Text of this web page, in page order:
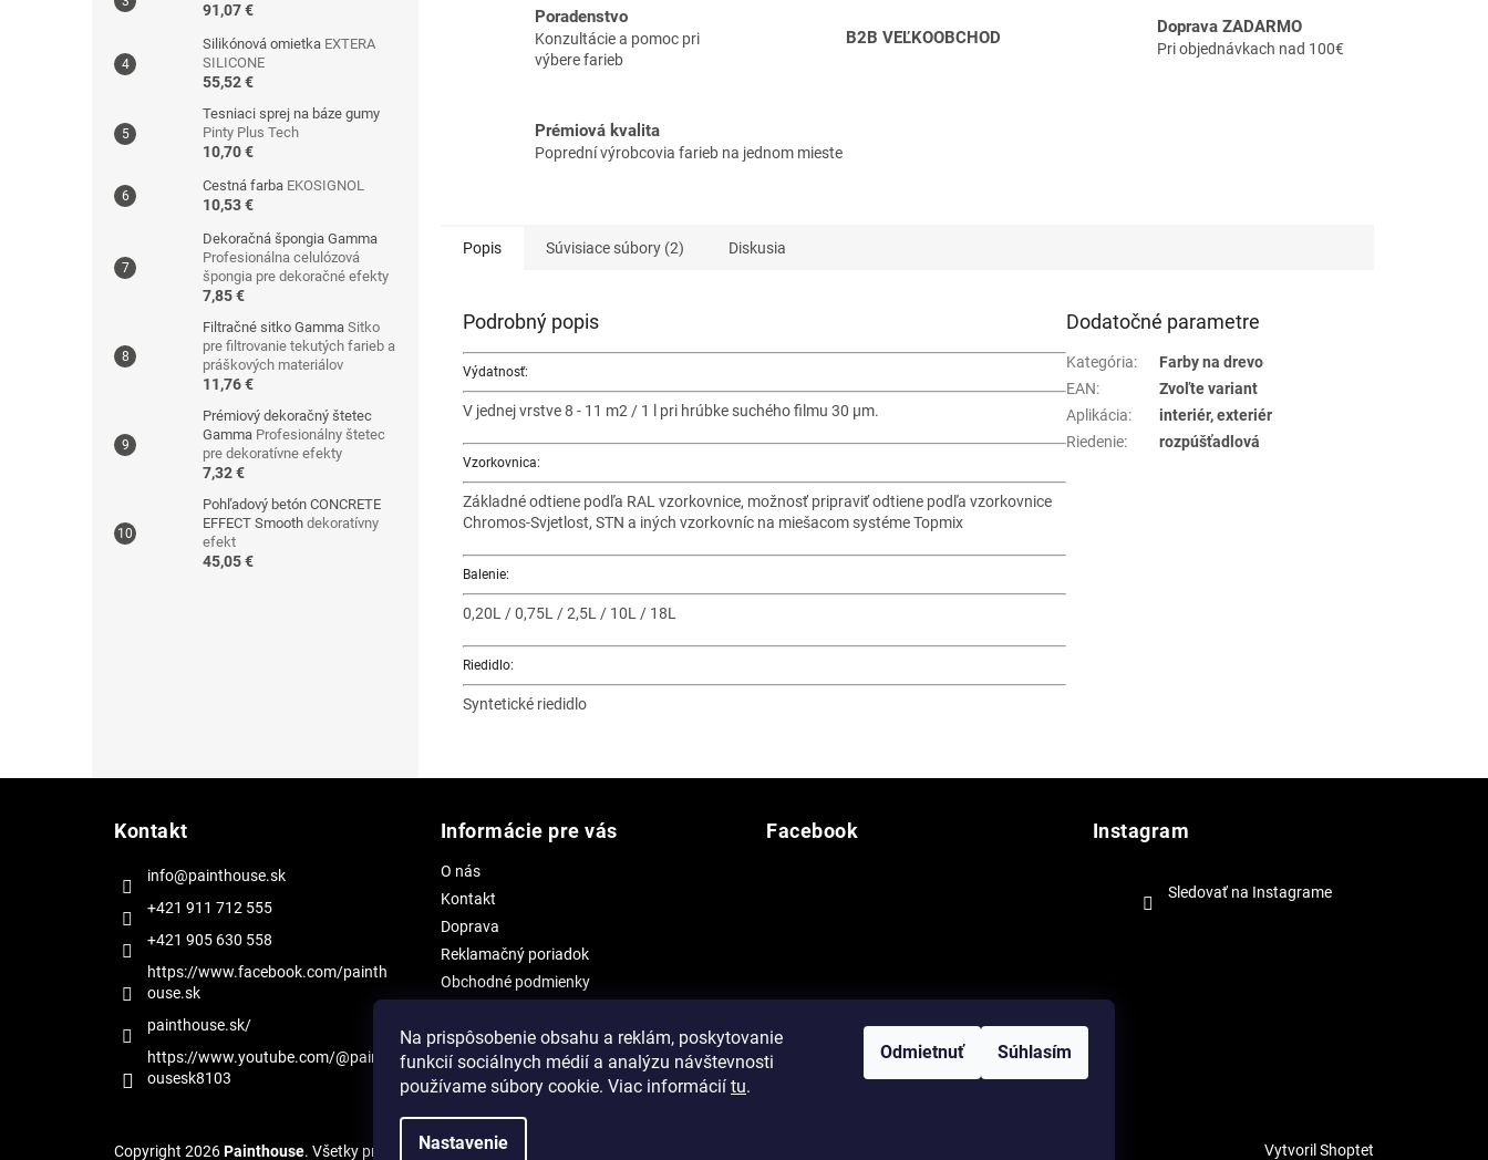
Na prispôsobenie obsahu a reklám, poskytovanie
funkcií sociálnych médií a analýzu návštevnosti
používame súbory cookie. Viac informácií tu.
Nastavenie
Odmietnuť Súhlasím
91,07 €
Silikónová omietka EXTERA
SILICONE
55,52 €
Tesniaci sprej na báze gumy
Pinty Plus Tech
10,70 €
Cestná farba EKOSIGNOL
10,53 €
Dekoračná špongia Gamma
Profesionálna celulózová
špongia pre dekoračné efekty
7,85 €
Filtračné sitko Gamma Sitko
pre filtrovanie tekutých farieb a
práškových materiálov
11,76 €
Prémiový dekoračný štetec
Gamma Profesionálny štetec
pre dekoratívne efekty
7,32 €
Pohľadový betón CONCRETE
EFFECT Smooth dekoratívny
efekt
45,05 €
Poradenstvo
Konzultácie a pomoc pri
výbere farieb
B2B VEĽKOOBCHOD
Doprava ZADARMO
Pri objednávkach nad 100€
Prémiová kvalita
Poprední výrobcovia farieb na jednom mieste
Popis Súvisiace súbory (2) Diskusia
Podrobný popis
Výdatnosť:
V jednej vrstve 8 - 11 m2 / 1 l pri hrúbke suchého filmu 30 μm.
Vzorkovnica:
Základné odtiene podľa RAL vzorkovnice, možnosť pripraviť odtiene podľa vzorkovnice
Chromos-Svjetlost, STN a iných vzorkovníc na miešacom systéme Topmix
Balenie:
0,20L / 0,75L / 2,5L / 10L / 18L
Riedidlo:
Syntetické riedidlo
Dodatočné parametre
Kategória:
Farby na drevo
EAN:
Zvoľte variant
Aplikácia:
interiér, exteriér
Riedenie: rozpúšťadlová
Kontakt
info@painthouse.sk
+421 911 712 555
+421 905 630 558
https://www.facebook.com/painth
ouse.sk
painthouse.sk/
https://www.youtube.com/@painth
ousesk8103
Informácie pre vás
O nás
Kontakt
Doprava
Reklamačný poriadok
Obchodné podmienky
Facebook Instagram
Sledovať na Instagrame
Vytvoril Shoptet
Copyright 2026Painthouse. Všetky práva vyhradené.Upraviť nastavenie cookies